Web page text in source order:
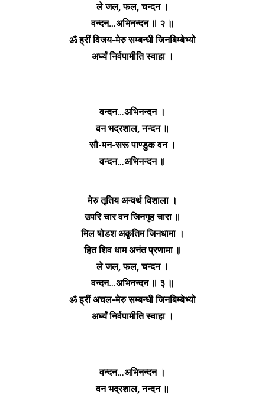
ले जल, फल, चन्दन ।
वन्दन…अभिनन्दन ॥ २ ॥
ॐ ह्रीं विजय-मेरु सम्बन्धी जिनबिम्बेभ्यो
अर्घ्यं निर्वपामीति स्वाहा ।
वन्दन…अभिनन्दन ।
वन भद्रशाल, नन्दन ॥
सौ-मन-सरू पाण्डुक वन ।
वन्दन…अभिनन्दन ॥
मेरु तृतिय अन्वर्थ विशाला ।
उपरि चार वन जिनगृह चारा ॥
मिल षोडश अकृतिम जिनधामा ।
हित शिव धाम अनंत प्रणामा ॥
ले जल, फल, चन्दन ।
वन्दन…अभिनन्दन ॥ ३ ॥
ॐ ह्रीं अचल-मेरु सम्बन्धी जिनबिम्बेभ्यो
अर्घ्यं निर्वपामीति स्वाहा ।
वन्दन…अभिनन्दन ।
वन भद्रशाल, नन्दन ॥